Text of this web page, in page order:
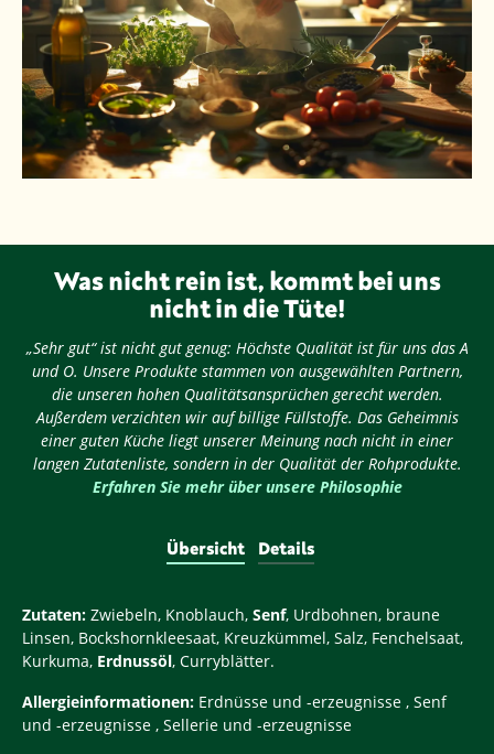
Was nicht rein ist, kommt bei uns
nicht in die Tüte!
„Sehr gut“ ist nicht gut genug: Höchste Qualität ist für uns das A
und O. Unsere Produkte stammen von ausgewählten Partnern,
die unseren hohen Qualitätsansprüchen gerecht werden.
Außerdem verzichten wir auf billige Füllstoffe. Das Geheimnis
einer guten Küche liegt unserer Meinung nach nicht in einer
langen Zutatenliste, sondern in der Qualität der Rohprodukte.
Erfahren Sie mehr über unsere Philosophie
Übersicht Details
Zutaten: Zwiebeln, Knoblauch, Senf, Urdbohnen, braune
Linsen, Bockshornkleesaat, Kreuzkümmel, Salz, Fenchelsaat,
Kurkuma, Erdnussöl, Curryblätter.
Allergieinformationen: Erdnüsse und -erzeugnisse , Senf
und -erzeugnisse , Sellerie und -erzeugnisse